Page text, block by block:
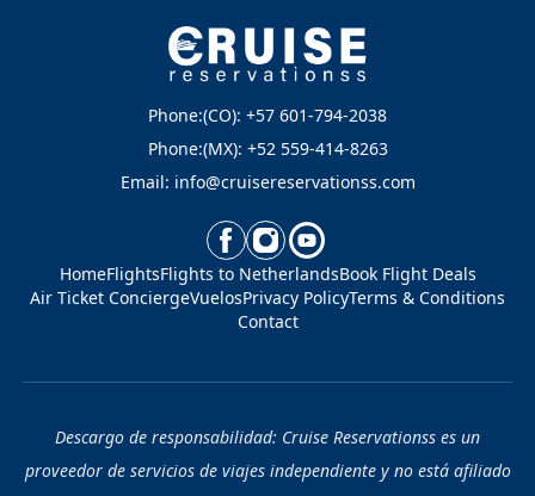
Phone:(CO): +57 601-794-2038
Phone:(MX): +52 559-414-8263
Email: info@cruisereservationss.com
HomeFlightsFlights to NetherlandsBook Flight Deals
Air Ticket ConciergeVuelosPrivacy PolicyTerms & Conditions
Contact
Descargo de responsabilidad: Cruise Reservationss es un
proveedor de servicios de viajes independiente y no está afiliado